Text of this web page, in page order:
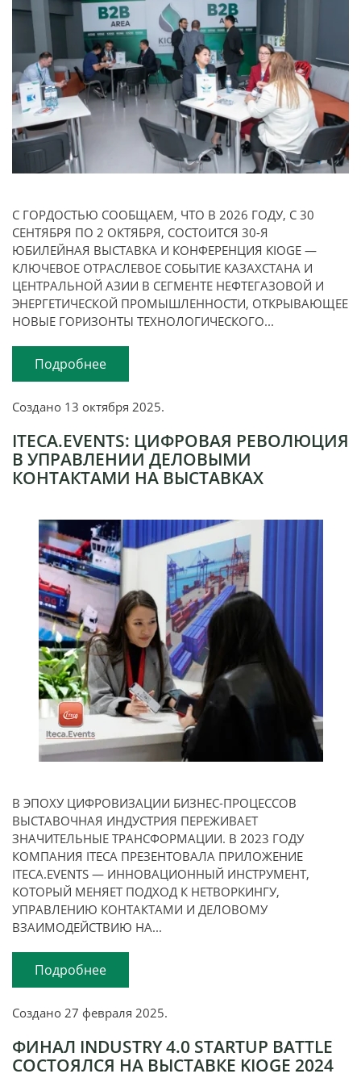
С ГОРДОСТЬЮ СООБЩАЕМ, ЧТО В 2026 ГОДУ, С 30
СЕНТЯБРЯ ПО 2 ОКТЯБРЯ, СОСТОИТСЯ 30-Я
ЮБИЛЕЙНАЯ ВЫСТАВКА И КОНФЕРЕНЦИЯ KIOGE —
КЛЮЧЕВОЕ ОТРАСЛЕВОЕ СОБЫТИЕ КАЗАХСТАНА И
ЦЕНТРАЛЬНОЙ АЗИИ В СЕГМЕНТЕ НЕФТЕГАЗОВОЙ И
ЭНЕРГЕТИЧЕСКОЙ ПРОМЫШЛЕННОСТИ, ОТКРЫВАЮЩЕЕ
НОВЫЕ ГОРИЗОНТЫ ТЕХНОЛОГИЧЕСКОГО...
Подробнее
Создано 13 октября 2025.
ITECA.EVENTS: ЦИФРОВАЯ РЕВОЛЮЦИЯ
В УПРАВЛЕНИИ ДЕЛОВЫМИ
КОНТАКТАМИ НА ВЫСТАВКАХ
В ЭПОХУ ЦИФРОВИЗАЦИИ БИЗНЕС-ПРОЦЕССОВ
ВЫСТАВОЧНАЯ ИНДУСТРИЯ ПЕРЕЖИВАЕТ
ЗНАЧИТЕЛЬНЫЕ ТРАНСФОРМАЦИИ. В 2023 ГОДУ
КОМПАНИЯ ITECA ПРЕЗЕНТОВАЛА ПРИЛОЖЕНИЕ
ITECA.EVENTS — ИННОВАЦИОННЫЙ ИНСТРУМЕНТ,
КОТОРЫЙ МЕНЯЕТ ПОДХОД К НЕТВОРКИНГУ,
УПРАВЛЕНИЮ КОНТАКТАМИ И ДЕЛОВОМУ
ВЗАИМОДЕЙСТВИЮ НА...
Подробнее
Создано 27 февраля 2025.
ФИНАЛ INDUSTRY 4.0 STARTUP BATTLE
СОСТОЯЛСЯ НА ВЫСТАВКЕ KIOGE 2024